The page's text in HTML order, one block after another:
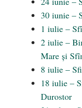
30 iunie –
1 iulie –
2 iulie –
Mare și
8 iulie –
18 iulie –
Durostor